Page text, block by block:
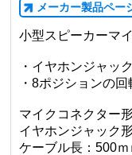
メーカー製品ペー
小型スピーカーマ
・イヤホンジャッ
・8ポジションの
マイクコネクター
イヤホンジャック
ケーブル長：500